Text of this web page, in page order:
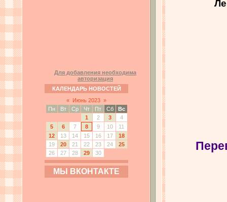
Для добавления необходима
авторизация
КАЛЕНДАРЬ НОВОСТЕЙ
«
Июнь 2023 »
Пн
Вт Ср Чт Пт Сб
Вс
1
2 3
4
5
6 7 8 9 10
11
12
13 14 15 16 17
18
19
20 21 22 23 24
25
26
27 28 29 30
МЫ ВКОНТАКТЕ